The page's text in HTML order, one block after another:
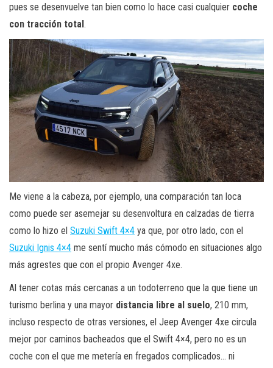
pues se desenvuelve tan bien como lo hace casi cualquier coche
con tracción total.
Me viene a la cabeza, por ejemplo, una comparación tan loca
como puede ser asemejar su desenvoltura en calzadas de tierra
como lo hizo el Suzuki Swift 4×4 ya que, por otro lado, con el
Suzuki Ignis 4×4 me sentí mucho más cómodo en situaciones algo
más agrestes que con el propio Avenger 4xe.
Al tener cotas más cercanas a un todoterreno que la que tiene un
turismo berlina y una mayor distancia libre al suelo, 210 mm,
incluso respecto de otras versiones, el Jeep Avenger 4xe circula
mejor por caminos bacheados que el Swift 4×4, pero no es un
coche con el que me metería en fregados complicados… ni